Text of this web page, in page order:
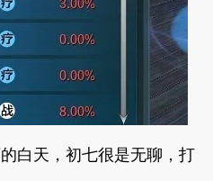
白天，初七很是无聊，打